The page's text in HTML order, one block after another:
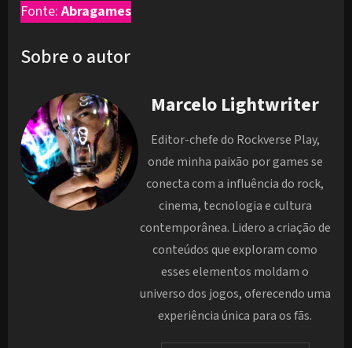
Fonte:Abragames
Sobre o autor
Marcelo Lightwriter
Editor-chefe do Rockverse Play,
onde minha paixão por games se
conecta com a influência do rock,
cinema, tecnologia e cultura
contemporânea. Lidero a criação de
conteúdos que exploram como
esses elementos moldam o
universo dos jogos, oferecendo uma
experiência única para os fãs.